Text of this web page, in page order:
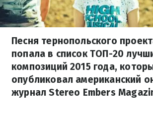
Песня тернопольского
попала в список ТОП-20
композиций 2015 года,
опубликовал американский
журнал Stereo Embers